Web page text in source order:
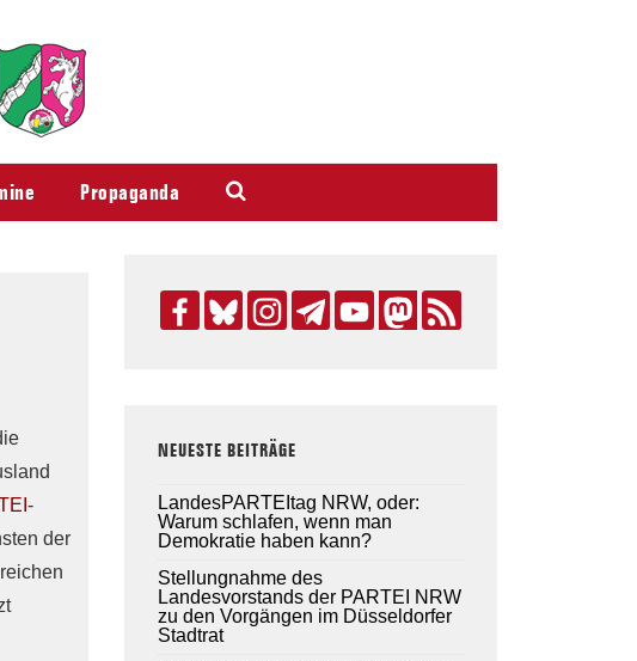
Propaganda
-
der
NEUESTE BEITRÄGE
LandesPARTEItag NRW, oder:
Warum schlafen, wenn man
Demokratie haben kann?
Stellungnahme des
Landesvorstands der PARTEI NRW
zu den Vorgängen im Düsseldorfer
Stadtrat